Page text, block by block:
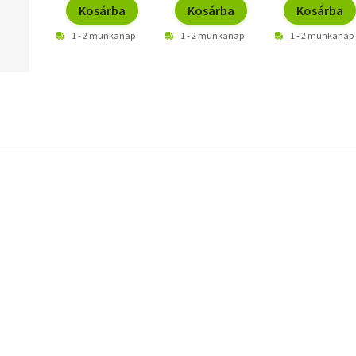
Kosárba
1 - 2 munkanap
Kosárba
1 - 2 munkanap
Kosárba
1 - 2 munkanap